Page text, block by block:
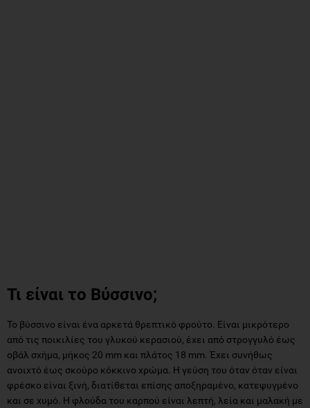
Τι είναι το Βύσσινο;
Το βύσσινο είναι ένα αρκετά θρεπτικό φρούτο. Είναι μικρότερο
από τις ποικιλίες του γλυκού κερασιού, έχει από στρογγυλό έως
οβάλ σχήμα, μήκος 20 mm και πλάτος 18 mm. Έχει συνήθως
ανοιχτό έως σκούρο κόκκινο χρώμα. Η γεύση του όταν όταν είναι
φρέσκο είναι ξινή, διατίθεται επίσης αποξηραμένο, κατεψυγμένο
και σε χυμό. Η φλούδα του καρπού είναι λεπτή, λεία και μαλακή με